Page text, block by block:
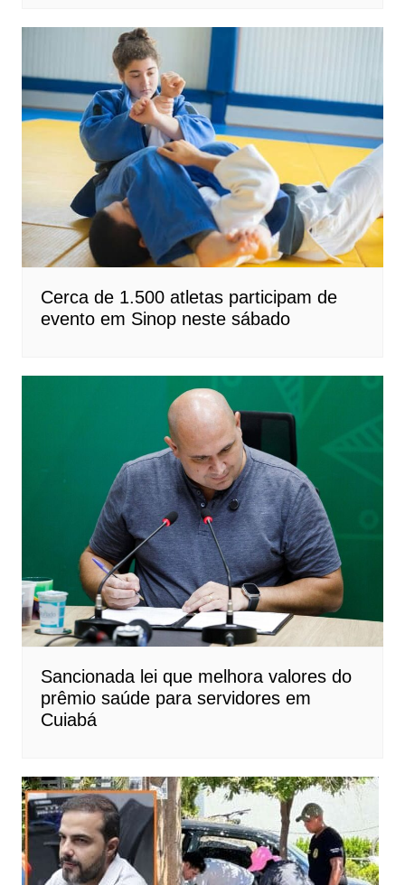
Cerca de 1.500 atletas participam de
evento em Sinop neste sábado
Sancionada lei que melhora valores do
prêmio saúde para servidores em
Cuiabá